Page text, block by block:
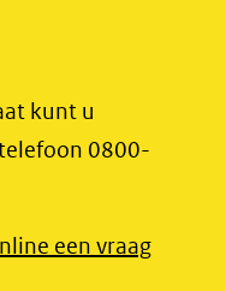
kunt u
0800-
een vraag(opent